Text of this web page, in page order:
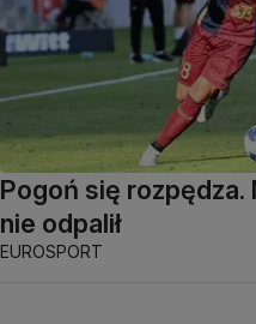
Pogoń się
nie odpalił
EUROSPORT